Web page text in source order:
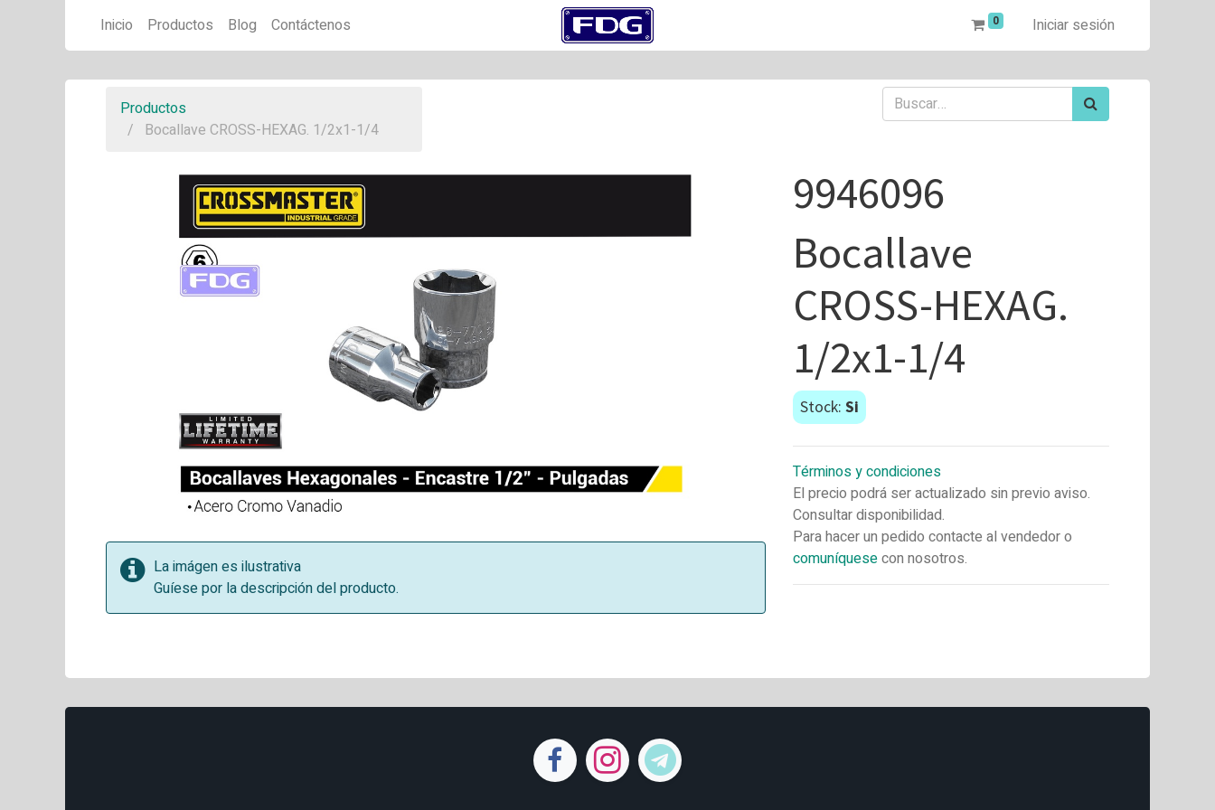
Inicio Productos Blog Contáctenos 0 Iniciar sesión
Productos
Bocallave CROSS-HEXAG. 1/2x1-1/4
La imágen es ilustrativa
Guíese por la descripción del producto.
9946096
Bocallave
CROSS-HEXAG.
1/2x1-1/4
Stock: Si
Términos y condiciones
El precio podrá ser actualizado sin previo aviso.
Consultar disponibilidad.
Para hacer un pedido contacte al vendedor o
comuníquesecon nosotros.